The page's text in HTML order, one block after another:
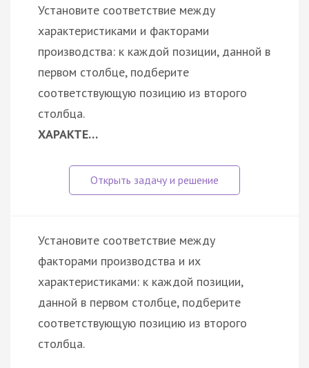
Установите соответствие между
характеристиками и факторами
производства: к каждой позиции, данной в
первом столбце, подберите
соответствующую позицию из второго
столбца.
ХАРАКТЕ…
Установите соответствие между
факторами производства и их
характеристиками: к каждой позиции,
данной в первом столбце, подберите
соответствующую позицию из второго
столбца.